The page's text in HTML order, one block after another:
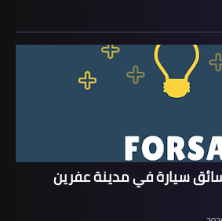
سيارة في مدينة عفرين